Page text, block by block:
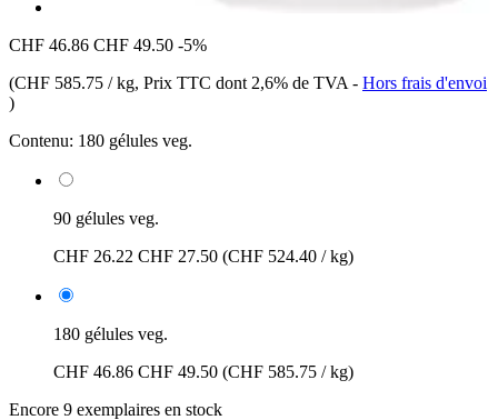
CHF 46.86 CHF 49.50 -5%
(CHF 585.75 / kg, Prix TTC dont 2,6% de TVA - Hors frais d'envoi
)
Contenu: 180 gélules veg.
90 gélules veg.
CHF 26.22 CHF 27.50 (CHF 524.40 / kg)
180 gélules veg.
CHF 46.86 CHF 49.50 (CHF 585.75 / kg)
Encore 9 exemplaires en stock